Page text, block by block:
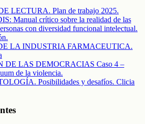
LECTURA. Plan de trabajo 2025.
Manual crítico sobre la realidad de las
con diversidad funcional intelectual.
LA INDUSTRIA FARMACEUTICA.
DE LAS DEMOCRACIAS Caso 4 –
de la violencia.
Posibilidades y desafíos. Clicia